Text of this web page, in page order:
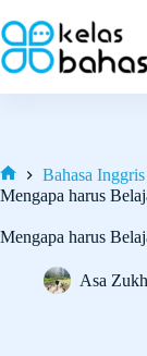
to
content
Home
Bahasa Inggris
Mengapa harus
Mengapa harus
Asa